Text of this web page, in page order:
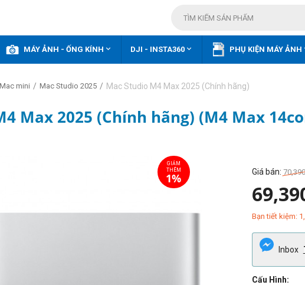
MÁY ẢNH - ỐNG KÍNH  DJI - INSTA360  PHỤ KIỆN MÁY ẢNH
mini / Mac Studio 2025 / Mac Studio M4 Max 2025 (Chính hãng)
Max 2025 (Chính hãng) (M4 Max
Giá bán:
Bạn tiết kiệm:
Inbox
Cấu Hình: